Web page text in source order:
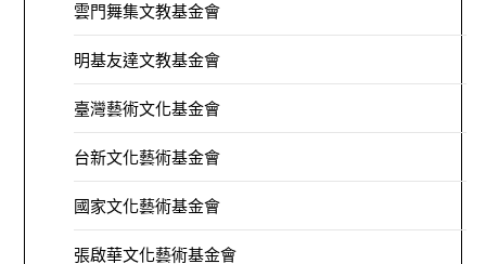
雲門舞集文教基金會
明基友達文教基金會
臺灣藝術文化基金會
台新文化藝術基金會
國家文化藝術基金會
張啟華文化藝術基金會